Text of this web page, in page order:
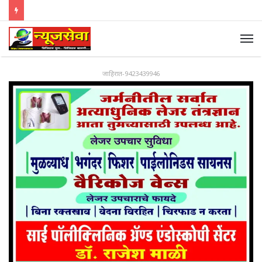
जाहिरात-9423439946